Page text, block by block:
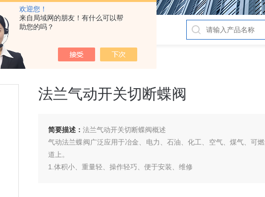
欢迎您！
来自局域网的朋友！有什么可以帮
助您的吗？
、气动角座阀
关切断蝶阀
法兰气动开关切断蝶阀
简要描述： 法兰气动开关切断蝶阀概述
气动法兰蝶阀广泛应用于冶金、电力、石油、化工、空气、煤气、可
道上。
1.体积小、重量轻、操作轻巧、便于安装、维修